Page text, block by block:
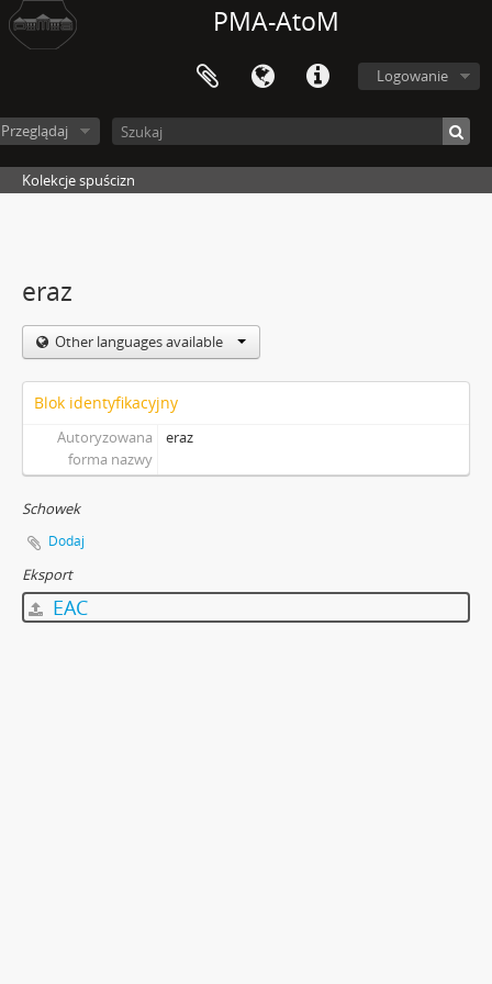
PMA-AtoM
Logowanie
Przeglądaj
Kolekcje spuścizn
eraz
Other languages available
Blok identyfikacyjny
Autoryzowana
forma nazwy
eraz
Schowek
Dodaj
Eksport
EAC